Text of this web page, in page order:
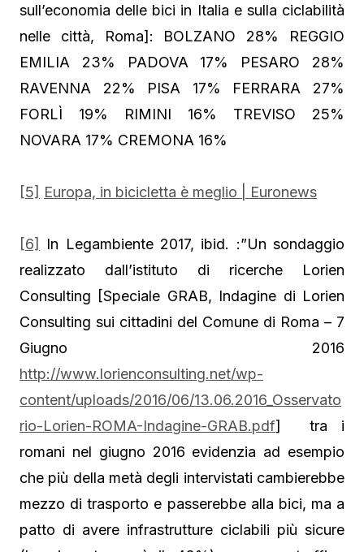
sull’economia delle bici in Italia e sulla ciclabilità
nelle città, Roma]: BOLZANO 28% REGGIO
EMILIA 23% PADOVA 17% PESARO 28%
RAVENNA 22% PISA 17% FERRARA 27%
FORLÌ 19% RIMINI 16% TREVISO 25%
NOVARA 17% CREMONA 16%
[5] Europa, in bicicletta è meglio | Euronews
[6]
In Legambiente 2017, ibid. :”Un sondaggio
realizzato dall’istituto di ricerche Lorien
Consulting [Speciale GRAB, Indagine di Lorien
Consulting sui cittadini del Comune di Roma – 7
Giugno 2016
http://www.lorienconsulting.net/wp-
content/uploads/2016/06/13.06.2016_Osservato
rio-Lorien-ROMA-Indagine-GRAB.pdf] tra i
romani nel giugno 2016 evidenzia ad esempio
che più della metà degli intervistati cambierebbe
mezzo di trasporto e passerebbe alla bici, ma a
patto di avere infrastrutture ciclabili più sicure